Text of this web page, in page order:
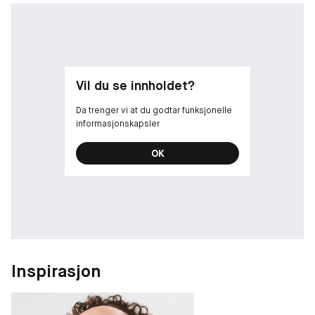
Vil du se innholdet?
Da trenger vi at du godtar funksjonelle
informasjonskapsler
OK
Inspirasjon